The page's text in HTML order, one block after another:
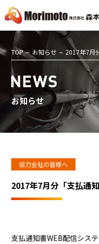
TOP お知らせ 2017年7月
お知らせ
協力会社の皆様へ
2017年7月分「支払通
支払通知書WEB配信シス